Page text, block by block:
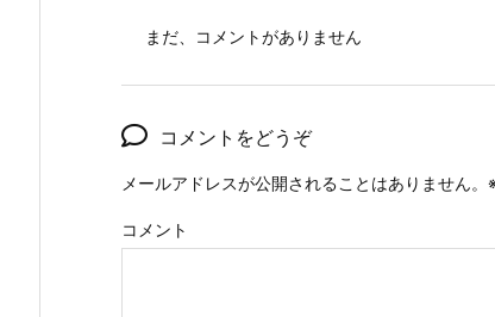
まだ、コメントがありません
コメントをどうぞ
メールアドレスが公開されることはありません。
コメント